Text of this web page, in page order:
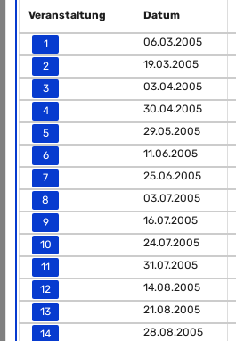
Veranstaltung Datum
1 06.03.2005
2
19.03.2005
3
03.04.2005
4
30.04.2005
5
29.05.2005
6
11.06.2005
7
25.06.2005
8
03.07.2005
9
16.07.2005
10
24.07.2005
11
31.07.2005
12
14.08.2005
13
21.08.2005
14
28.08.2005